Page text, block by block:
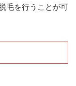
毛を行うことが可